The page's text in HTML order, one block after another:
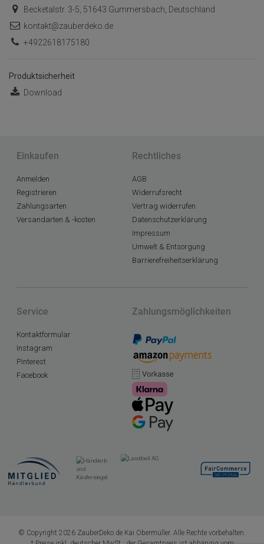
Becketalstr. 3-5, 51643 Gummersbach, Deutschland
kontakt@zauberdeko.de
+4922618175180
Produktsicherheit
Download
Einkaufen
Anmelden
Registrieren
Zahlungsarten
Versandarten & -kosten
Rechtliches
AGB
Widerrufsrecht
Vertrag widerrufen
Datenschutzerklärung
Impressum
Umwelt & Entsorgung
Barrierefreiheitserklärung
Service
Kontaktformular
Instagram
Pinterest
Facebook
Zahlungsmöglichkeiten
© Copyright 2026 ZauberDeko.de Kai Obermüller. Alle Rechte vorbehalten.